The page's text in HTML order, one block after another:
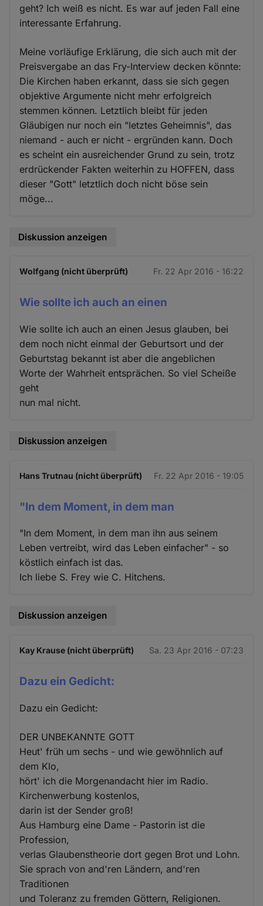
geht? Ich weiß es nicht. Es war auf jeden Fall eine
interessante Erfahrung.
Meine vorläufige Erklärung, die sich auch mit der
Preisvergabe an das Fry-Interview decken könnte:
Die Kirchen haben erkannt, dass sie sich gegen
objektive Argumente nicht mehr erfolgreich
stemmen können. Letztlich bleibt für jeden
Gläubigen nur noch ein "letztes Geheimnis", das
niemand - auch er nicht - ergründen kann. Doch
es scheint ein ausreichender Grund zu sein, trotz
erdrückender Fakten weiterhin zu HOFFEN, dass
dieser "Gott" letztlich doch nicht böse sein
möge...
Diskussion anzeigen
Wolfgang (nicht überprüft) Fr. 22 Apr 2016 - 16:22
Wie sollte ich auch an einen
Wie sollte ich auch an einen Jesus glauben, bei
dem noch nicht einmal der Geburtsort und der
Geburtstag bekannt ist aber die angeblichen
Worte der Wahrheit entsprächen. So viel Scheiße
geht
nun mal nicht.
Diskussion anzeigen
Hans Trutnau (nicht überprüft) Fr. 22 Apr 2016 - 19:05
"In dem Moment, in dem man
"In dem Moment, in dem man ihn aus seinem
Leben vertreibt, wird das Leben einfacher" - so
köstlich einfach ist das.
Ich liebe S. Frey wie C. Hitchens.
Diskussion anzeigen
Kay Krause (nicht überprüft) Sa. 23 Apr 2016 - 07:23
Dazu ein Gedicht:
Dazu ein Gedicht:
DER UNBEKANNTE GOTT
Heut' früh um sechs - und wie gewöhnlich auf
dem Klo,
hört' ich die Morgenandacht hier im Radio.
Kirchenwerbung kostenlos,
darin ist der Sender groß!
Aus Hamburg eine Dame - Pastorin ist die
Profession,
verlas Glaubenstheorie dort gegen Brot und Lohn.
Sie sprach von and'ren Ländern, and'ren
Traditionen
und Toleranz zu fremden Göttern, Religionen.